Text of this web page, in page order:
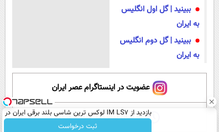
ببینید | گل اول انگلیس
به ایران
ببینید | گل دوم انگلیس
به ایران
عضویت در اینستاگرام عصر ایران
۱۵ سال پیش در چنین روزی
بازدید از IM LS7 لوکس ترین شاسی بلند برقی ایران در
باشگاه انقلاب
ثبت درخواست